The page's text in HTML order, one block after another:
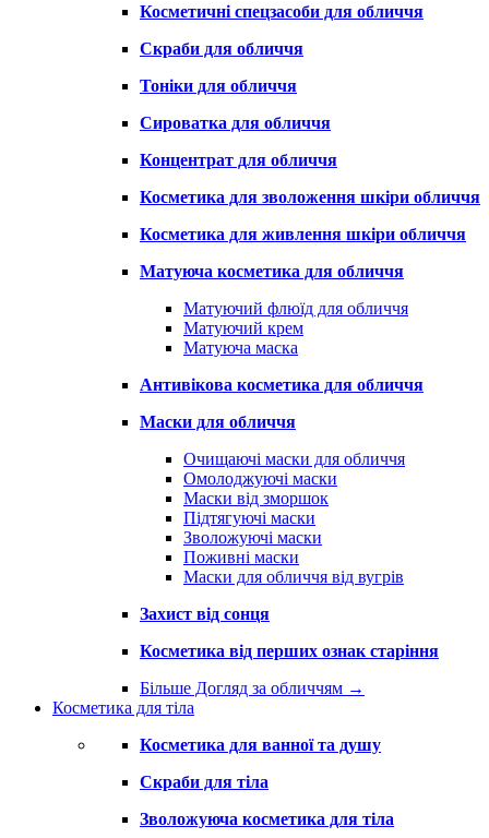
Косметичні спецзасоби для обличчя
Скраби для обличчя
Тоніки для обличчя
Сироватка для обличчя
Концентрат для обличчя
Косметика для зволоження шкіри обличчя
Косметика для живлення шкіри обличчя
Матуюча косметика для обличчя
Матуючий флюїд для обличчя
Матуючий крем
Матуюча маска
Антивікова косметика для обличчя
Маски для обличчя
Очищаючі маски для обличчя
Омолоджуючі маски
Маски від зморшок
Підтягуючі маски
Зволожуючі маски
Поживні маски
Маски для обличчя від вугрів
Захист від сонця
Косметика від перших ознак старіння
Більше Догляд за обличчям →
Косметика для тіла
Косметика для ванної та душу
Скраби для тіла
Зволожуюча косметика для тіла